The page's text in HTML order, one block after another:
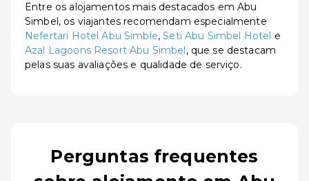
Entre os alojamentos mais destacados em Abu
Simbel, os viajantes recomendam especialmente
Nefertari Hotel Abu Simble,Seti Abu Simbel Hotel e
Azal Lagoons Resort Abu Simbel, que se destacam
pelas suas avaliações e qualidade de serviço.
Perguntas frequentes